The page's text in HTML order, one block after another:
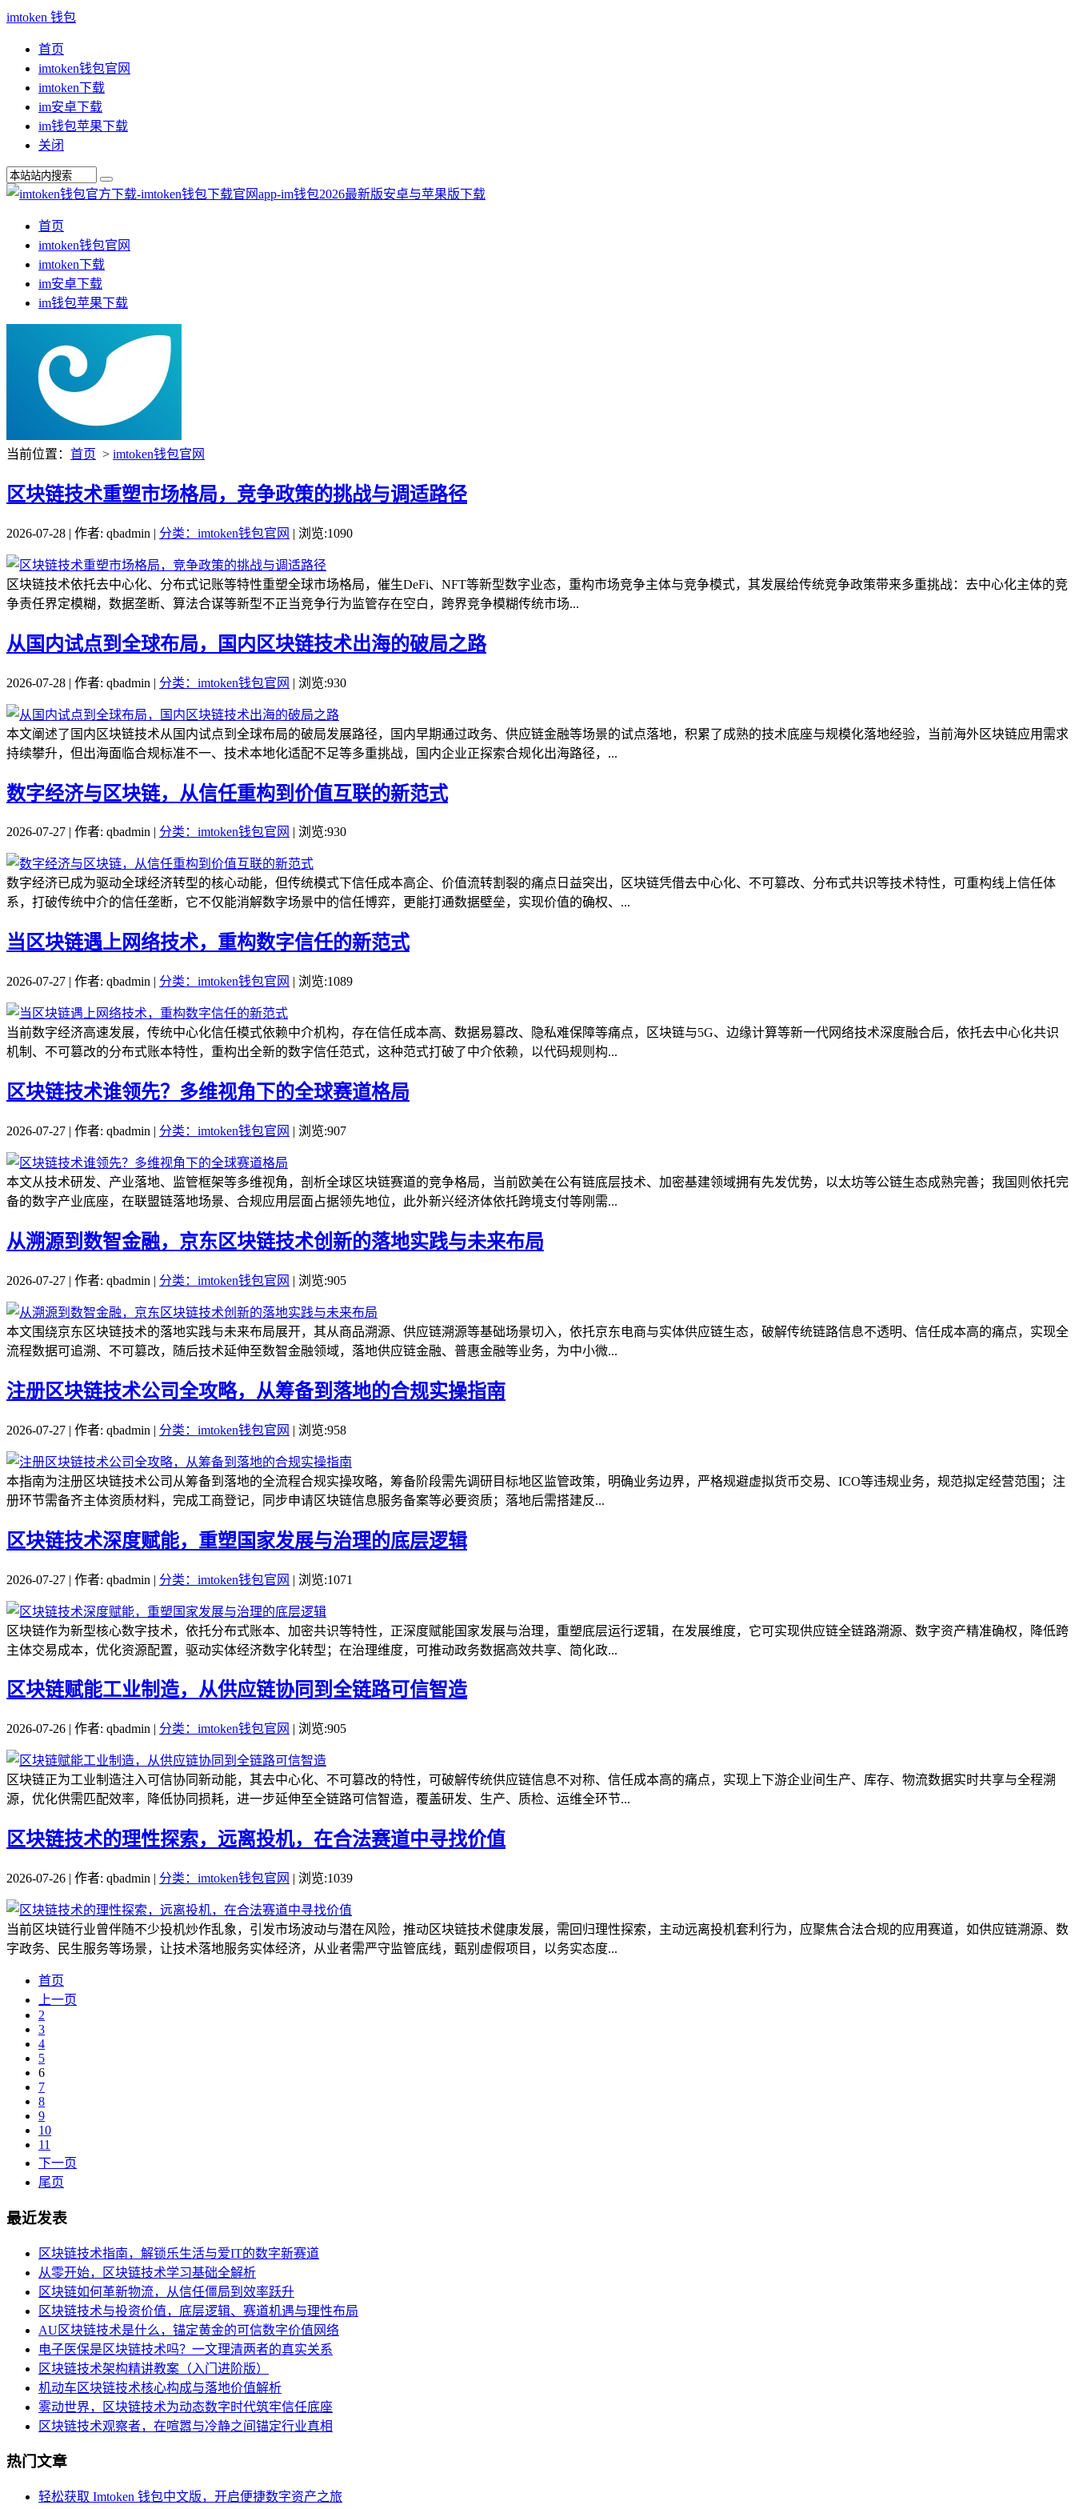
imtoken 钱包
首页
imtoken钱包官网
imtoken下载
im安卓下载
im钱包苹果下载
关闭
首页
imtoken钱包官网
imtoken下载
im安卓下载
im钱包苹果下载
当前位置： 首页 > imtoken钱包官网
区块链技术重塑市场格局，竞争政策的挑战与调适路径
2026-07-28 | 作者: qbadmin | 分类：imtoken钱包官网 | 浏览:1090
区块链技术依托去中心化、分布式记账等特性重塑全球市场格局，催生DeFi、NFT等新型数字业态，重构市场竞争主体与竞争模式，其发展给传统竞争政策带来多重挑战：去中心化主体的竞
争责任界定模糊，数据垄断、算法合谋等新型不正当竞争行为监管存在空白，跨界竞争模糊传统市场...
从国内试点到全球布局，国内区块链技术出海的破局之路
2026-07-28 | 作者: qbadmin | 分类：imtoken钱包官网 | 浏览:930
本文阐述了国内区块链技术从国内试点到全球布局的破局发展路径，国内早期通过政务、供应链金融等场景的试点落地，积累了成熟的技术底座与规模化落地经验，当前海外区块链应用需求
持续攀升，但出海面临合规标准不一、技术本地化适配不足等多重挑战，国内企业正探索合规化出海路径，...
数字经济与区块链，从信任重构到价值互联的新范式
2026-07-27 | 作者: qbadmin | 分类：imtoken钱包官网 | 浏览:930
数字经济已成为驱动全球经济转型的核心动能，但传统模式下信任成本高企、价值流转割裂的痛点日益突出，区块链凭借去中心化、不可篡改、分布式共识等技术特性，可重构线上信任体
系，打破传统中介的信任垄断，它不仅能消解数字场景中的信任博弈，更能打通数据壁垒，实现价值的确权、...
当区块链遇上网络技术，重构数字信任的新范式
2026-07-27 | 作者: qbadmin | 分类：imtoken钱包官网 | 浏览:1089
当前数字经济高速发展，传统中心化信任模式依赖中介机构，存在信任成本高、数据易篡改、隐私难保障等痛点，区块链与5G、边缘计算等新一代网络技术深度融合后，依托去中心化共识
机制、不可篡改的分布式账本特性，重构出全新的数字信任范式，这种范式打破了中介依赖，以代码规则构...
区块链技术谁领先？多维视角下的全球赛道格局
2026-07-27 | 作者: qbadmin | 分类：imtoken钱包官网 | 浏览:907
本文从技术研发、产业落地、监管框架等多维视角，剖析全球区块链赛道的竞争格局，当前欧美在公有链底层技术、加密基建领域拥有先发优势，以太坊等公链生态成熟完善；我国则依托完
备的数字产业底座，在联盟链落地场景、合规应用层面占据领先地位，此外新兴经济体依托跨境支付等刚需...
从溯源到数智金融，京东区块链技术创新的落地实践与未来布局
2026-07-27 | 作者: qbadmin | 分类：imtoken钱包官网 | 浏览:905
本文围绕京东区块链技术的落地实践与未来布局展开，其从商品溯源、供应链溯源等基础场景切入，依托京东电商与实体供应链生态，破解传统链路信息不透明、信任成本高的痛点，实现全
流程数据可追溯、不可篡改，随后技术延伸至数智金融领域，落地供应链金融、普惠金融等业务，为中小微...
注册区块链技术公司全攻略，从筹备到落地的合规实操指南
2026-07-27 | 作者: qbadmin | 分类：imtoken钱包官网 | 浏览:958
本指南为注册区块链技术公司从筹备到落地的全流程合规实操攻略，筹备阶段需先调研目标地区监管政策，明确业务边界，严格规避虚拟货币交易、ICO等违规业务，规范拟定经营范围；注
册环节需备齐主体资质材料，完成工商登记，同步申请区块链信息服务备案等必要资质；落地后需搭建反...
区块链技术深度赋能，重塑国家发展与治理的底层逻辑
2026-07-27 | 作者: qbadmin | 分类：imtoken钱包官网 | 浏览:1071
区块链作为新型核心数字技术，依托分布式账本、加密共识等特性，正深度赋能国家发展与治理，重塑底层运行逻辑，在发展维度，它可实现供应链全链路溯源、数字资产精准确权，降低跨
主体交易成本，优化资源配置，驱动实体经济数字化转型；在治理维度，可推动政务数据高效共享、简化政...
区块链赋能工业制造，从供应链协同到全链路可信智造
2026-07-26 | 作者: qbadmin | 分类：imtoken钱包官网 | 浏览:905
区块链正为工业制造注入可信协同新动能，其去中心化、不可篡改的特性，可破解传统供应链信息不对称、信任成本高的痛点，实现上下游企业间生产、库存、物流数据实时共享与全程溯
源，优化供需匹配效率，降低协同损耗，进一步延伸至全链路可信智造，覆盖研发、生产、质检、运维全环节...
区块链技术的理性探索，远离投机，在合法赛道中寻找价值
2026-07-26 | 作者: qbadmin | 分类：imtoken钱包官网 | 浏览:1039
当前区块链行业曾伴随不少投机炒作乱象，引发市场波动与潜在风险，推动区块链技术健康发展，需回归理性探索，主动远离投机套利行为，应聚焦合法合规的应用赛道，如供应链溯源、数
字政务、民生服务等场景，让技术落地服务实体经济，从业者需严守监管底线，甄别虚假项目，以务实态度...
首页
上一页
2
3
4
5
6
7
8
9
10
11
下一页
尾页
最近发表
区块链技术指南，解锁乐生活与爱IT的数字新赛道
从零开始，区块链技术学习基础全解析
区块链如何革新物流，从信任僵局到效率跃升
区块链技术与投资价值，底层逻辑、赛道机遇与理性布局
AU区块链技术是什么，锚定黄金的可信数字价值网络
电子医保是区块链技术吗？一文理清两者的真实关系
区块链技术架构精讲教案（入门进阶版）
机动车区块链技术核心构成与落地价值解析
雾动世界，区块链技术为动态数字时代筑牢信任底座
区块链技术观察者，在喧嚣与冷静之间锚定行业真相
热门文章
轻松获取 Imtoken 钱包中文版，开启便捷数字资产之旅